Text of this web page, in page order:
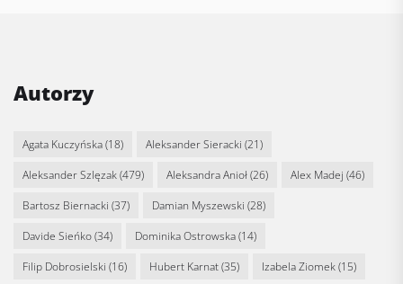
Autorzy
Agata Kuczyńska(18) Aleksander Sieracki (21)
Aleksander Szlęzak(479) Aleksandra Anioł(26) Alex Madej (46)
Bartosz Biernacki (37) Damian Myszewski (28)
Davide Sieńko(34) Dominika Ostrowska(14)
Filip Dobrosielski (16) Hubert Karnat(35) Izabela Ziomek(15)